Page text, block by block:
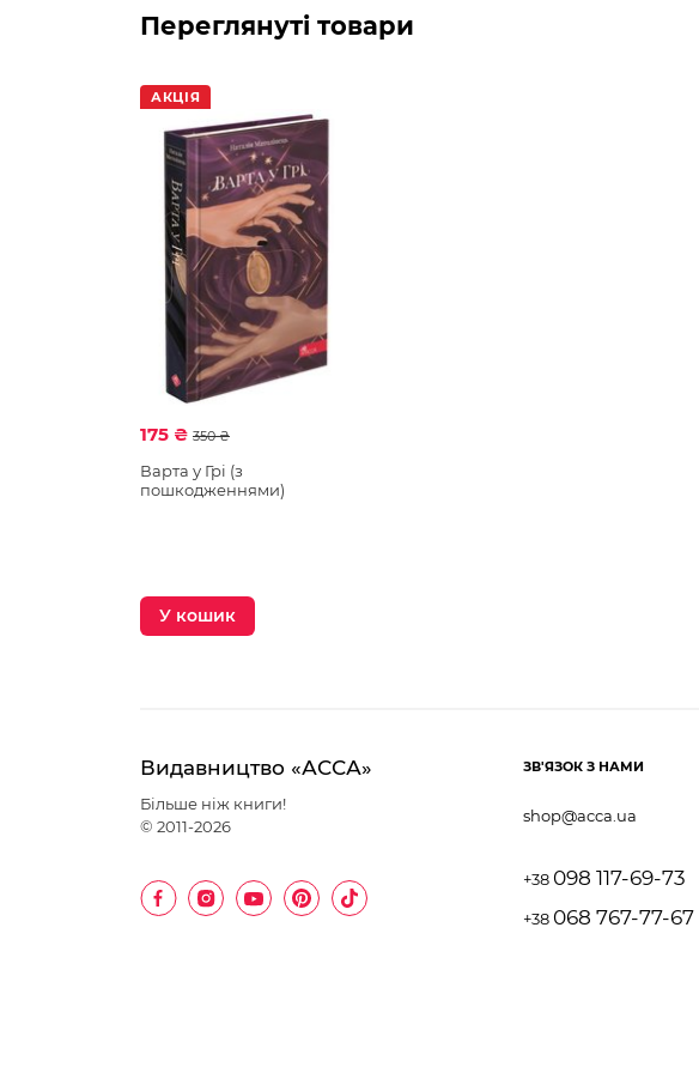
Переглянуті товари
АКЦІЯ
175 ₴ 350 ₴
Варта у Грі (з
пошкодженнями)
У кошик
Видавництво «АССА»
Більше ніж книги!
© 2011-2026
ЗВ'ЯЗОК З НАМИ
shop@acca.ua
+38 098 117-69-73
+38 068 767-77-67